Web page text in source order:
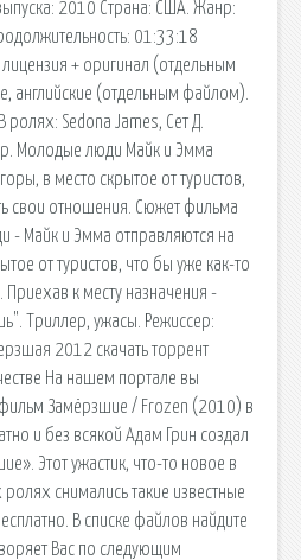
2010 Страна: США. Жанр:
01:33:18
+ оригинал (отдельным
английские (отдельным файлом).
Sedona James, Сет Д.
Молодые люди Майк и Эмма
в место скрытое от туристов,
свои отношения. Сюжет фильма
- Майк и Эмма отправляются на
от туристов, что бы уже как-то
к месту назначения -
Триллер, ужасы. Режиссер:
2012 скачать торрент
На нашем портале вы
фильм Замёрзшие / Frozen (2010) в
и без всякой Адам Грин создал
Этот ужастик, что-то новое в
снимались такие известные
В списке файлов найдите
Вас по следующим